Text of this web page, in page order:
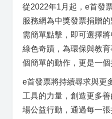
從2022年1月起，e首發
服務網為中獎發票捐贈
需簡單點擊，即可選擇
綠色奇蹟，為環保與教
個簡單的動作，更是一個
e首發票將持續尋求與更
工具的力量，創造更多
場公益行動，通過每一